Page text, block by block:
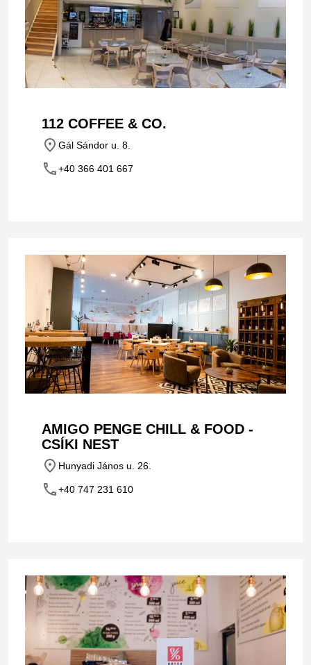
112 COFFEE & CO.
place Gál Sándor u. 8.
phone+40 366 401 667
AMIGO PENGE CHILL & FOOD -
CSÍKI NEST
place Hunyadi János u. 26.
phone+40 747 231 610